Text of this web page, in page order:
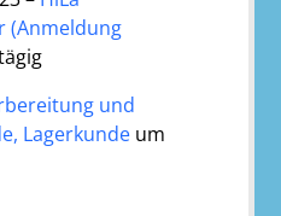
(Anmeldung
und
Lagerkunde um